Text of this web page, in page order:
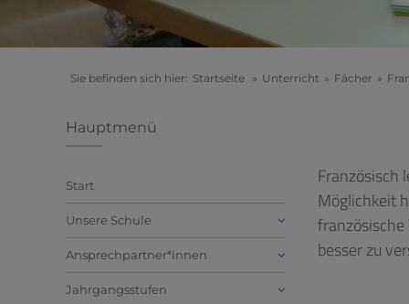
Sie befinden sich hier: Startseite » Unterricht » Fächer »
Hauptmenü
Start
Unsere Schule
Ansprechpartner*innen
Jahrgangsstufen
Französisch
Möglichkeit
französische
besser zu
später
Meitner-